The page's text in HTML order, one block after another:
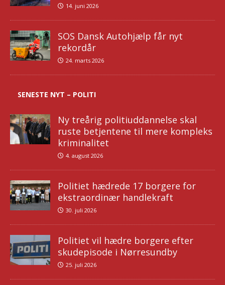
14. juni 2026
SOS Dansk Autohjælp får nyt
rekordår
24. marts 2026
SENESTE NYT – POLITI
Ny treårig politiuddannelse skal
ruste betjentene til mere kompleks
kriminalitet
4. august 2026
Politiet hædrede 17 borgere for
ekstraordinær handlekraft
30. juli 2026
Politiet vil hædre borgere efter
skudepisode i Nørresundby
25. juli 2026